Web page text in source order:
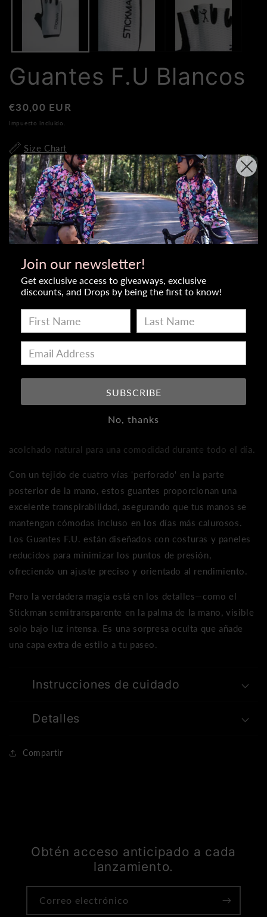
Guantes F.U Blancos
Precio
regular
€30,00 EUR
Impuesto incluido.
Size Chart
Tamaño del accesorio
Cantidad
Disminuir
la
cantidad
paraGuantes
F.U
Blancos
Aumentar
cantidad
paraGuantes
F.U
Blancos
Añadir al carrito
estilo. Estos guantes están elaborados con una tela suave
acolchado natural para una comodidad durante todo el día.
Con un tejido de cuatro vías 'perforado' en la parte
posterior de la mano, estos guantes proporcionan una
excelente transpirabilidad, asegurando que tus manos se
mantengan cómodas incluso en los días más calurosos.
Los Guantes F.U. están diseñados con costuras y paneles
reducidos para minimizar los puntos de presión,
ofreciendo un ajuste preciso y orientado al rendimiento.
Pero la verdadera magia está en los detalles—como el
Stickman semitransparente en la palma de la mano, visible
solo bajo luz intensa. Es una sorpresa oculta que añade
una capa extra de estilo a tu paseo.
Instrucciones de cuidado
Detalles
Compartir
Obtén acceso anticipado a cada
lanzamiento.
Correo electrónico
Join our newsletter!
Get exclusive access to giveaways, exclusive
discounts, and Drops by being the first to know!
SUBSCRIBE
No, thanks